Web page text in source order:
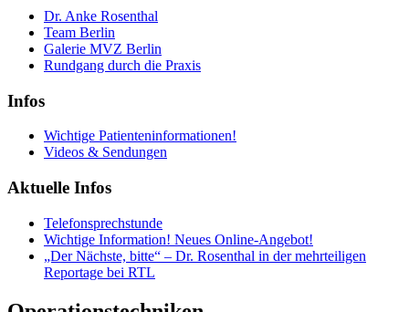
Dr. Anke Rosenthal
Team Berlin
Galerie MVZ Berlin
Rundgang durch die Praxis
Infos
Wichtige Patienteninformationen!
Videos & Sendungen
Aktuelle Infos
Telefonsprechstunde
Wichtige Information! Neues Online-Angebot!
„Der Nächste, bitte“ – Dr. Rosenthal in der mehrteiligen
Reportage bei RTL